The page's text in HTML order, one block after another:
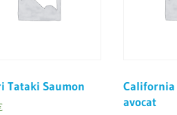
Tataki Saumon
California
avocat